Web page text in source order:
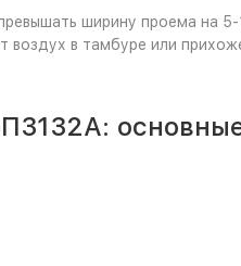
ширину проема на
воздух в тамбуре или